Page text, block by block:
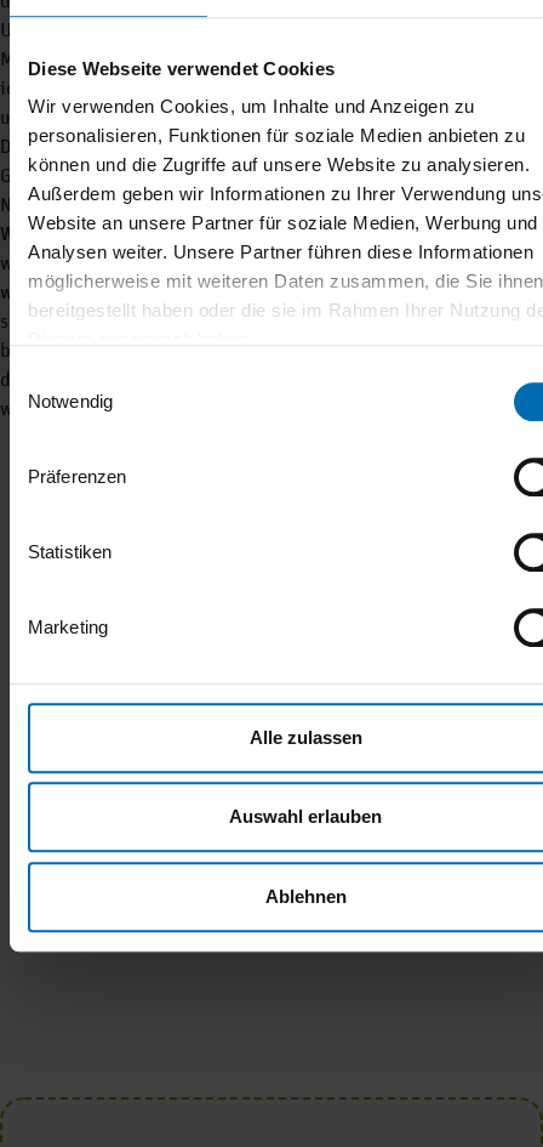
Diese Webseite verwendet Cookies
Wir verwenden Cookies, um Inhalte und Anzeigen zu
personalisieren, Funktionen für soziale Medien anbieten zu
können und die Zugriffe auf unsere Website zu analysieren.
Außerdem geben wir Informationen zu Ihrer Verwendung
Website an unsere Partner für soziale Medien, Werbung und
Analysen weiter. Unsere Partner führen diese Informationen
möglicherweise mit weiteren Daten zusammen, die Sie ihnen
bereitgestellt haben oder die sie im Rahmen Ihrer Nutzung
Notwendig
Präferenzen
Statistiken
Marketing
Alle zulassen
Auswahl erlauben
Ablehnen
Unsere Wirtschaftsförderung wird in den kommenden Wochen und
Monaten eng mit allen Beteiligten zusammenarbeiten, um die
identifizierten Bedarfe und Potenziale in konkrete Maßnahmen
umzusetzen“, betonte der Landrat.
Dr. Jerome Stuck, Leiter Ansiedlung und
Gewerbeflächenmanagement bei der Wirtschaftsförderung
Nordfriesland, unterstreicht im Nachgang die Wichtigkeit des
Workshops für die zukünftige Entwicklung: „Diese Veranstaltung
war entscheidend, um zu erkennen, wo unsere Potenziale liegen,
welche Abstimmungsbedarfe es gibt und was die nächsten Schritte
sein müssen. Gepaart mit dem eingangs vom Landrat
beschworenen positiven Mindset auf allen Ebenen, haben wir jetzt
die einmalige Chance, Nordfriesland gemeinsam
weiterzuentwickeln.“
TEILEN